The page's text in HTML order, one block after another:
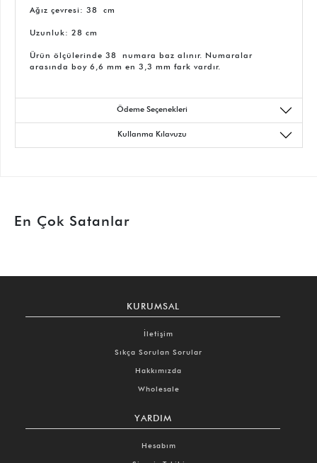
Ağız çevresi: 38 cm
Uzunluk: 28 cm
Ürün ölçülerinde 38 numara baz alınır. Numaralar
arasında boy 6,6 mm en 3,3 mm fark vardır.
Ödeme Seçenekleri
Kullanma Kılavuzu
En Çok Satanlar
KURUMSAL
İletişim
Sıkça Sorulan Sorular
Hakkımızda
Wholesale
YARDIM
Hesabım